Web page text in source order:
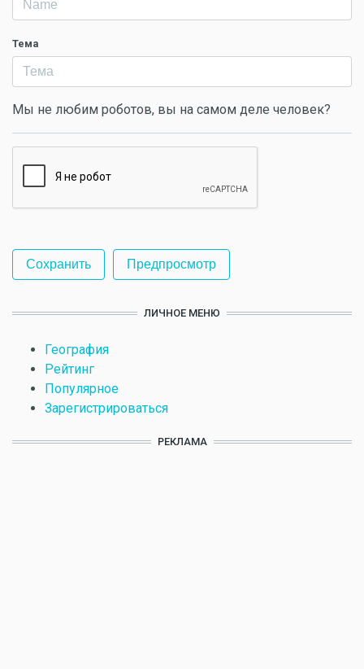
Тема
Мы не любим роботов, вы на самом деле человек?
ЛИЧНОЕ МЕНЮ
География
Рейтинг
Популярное
Зарегистрироваться
РЕКЛАМА